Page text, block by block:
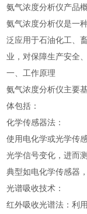
氨气浓度分析仪产品
氨气浓度分析仪是一
泛应用于石油化工、
业，对保障生产安全
一、工作原理
氨气浓度分析仪主要
体包括：
化学传感器法：
使用电化学或光学传
光学信号变化，进而
典型如电化学传感器
光谱吸收技术：
红外吸收光谱法：利